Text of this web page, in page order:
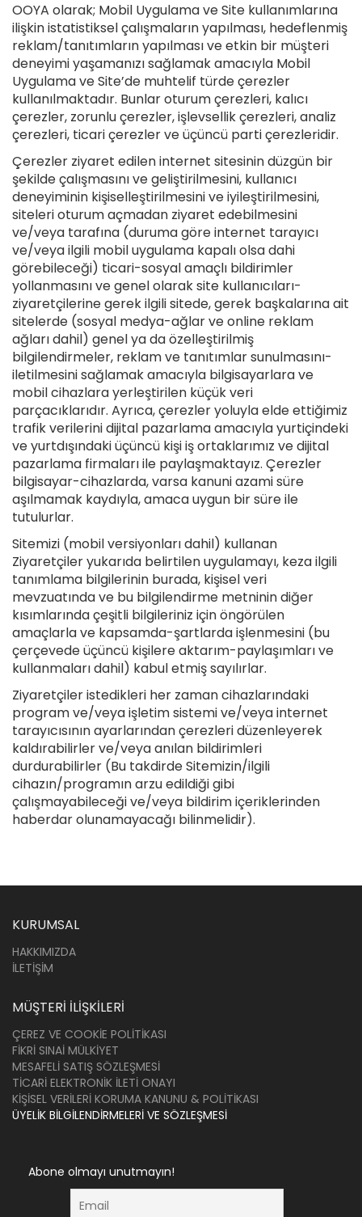
OOYA olarak; Mobil Uygulama ve Site kullanımlarına
ilişkin istatistiksel çalışmaların yapılması, hedeflenmiş
reklam/tanıtımların yapılması ve etkin bir müşteri
deneyimi yaşamanızı sağlamak amacıyla Mobil
Uygulama ve Site’de muhtelif türde çerezler
kullanılmaktadır. Bunlar oturum çerezleri, kalıcı
çerezler, zorunlu çerezler, işlevsellik çerezleri, analiz
çerezleri, ticari çerezler ve üçüncü parti çerezleridir.
Çerezler ziyaret edilen internet sitesinin düzgün bir
şekilde çalışmasını ve geliştirilmesini, kullanıcı
deneyiminin kişiselleştirilmesini ve iyileştirilmesini,
siteleri oturum açmadan ziyaret edebilmesini
ve/veya tarafına (duruma göre internet tarayıcı
ve/veya ilgili mobil uygulama kapalı olsa dahi
görebileceği) ticari-sosyal amaçlı bildirimler
yollanmasını ve genel olarak site kullanıcıları-
ziyaretçilerine gerek ilgili sitede, gerek başkalarına ait
sitelerde (sosyal medya-ağlar ve online reklam
ağları dahil) genel ya da özelleştirilmiş
bilgilendirmeler, reklam ve tanıtımlar sunulmasını-
iletilmesini sağlamak amacıyla bilgisayarlara ve
mobil cihazlara yerleştirilen küçük veri
parçacıklarıdır. Ayrıca, çerezler yoluyla elde ettiğimiz
trafik verilerini dijital pazarlama amacıyla yurtiçindeki
ve yurtdışındaki üçüncü kişi iş ortaklarımız ve dijital
pazarlama firmaları ile paylaşmaktayız. Çerezler
bilgisayar-cihazlarda, varsa kanuni azami süre
aşılmamak kaydıyla, amaca uygun bir süre ile
tutulurlar.
Sitemizi (mobil versiyonları dahil) kullanan
Ziyaretçiler yukarıda belirtilen uygulamayı, keza ilgili
tanımlama bilgilerinin burada, kişisel veri
mevzuatında ve bu bilgilendirme metninin diğer
kısımlarında çeşitli bilgileriniz için öngörülen
amaçlarla ve kapsamda-şartlarda işlenmesini (bu
çerçevede üçüncü kişilere aktarım-paylaşımları ve
kullanmaları dahil) kabul etmiş sayılırlar.
Ziyaretçiler istedikleri her zaman cihazlarındaki
program ve/veya işletim sistemi ve/veya internet
tarayıcısının ayarlarından çerezleri düzenleyerek
kaldırabilirler ve/veya anılan bildirimleri
durdurabilirler (Bu takdirde Sitemizin/ilgili
cihazın/programın arzu edildiği gibi
çalışmayabileceği ve/veya bildirim içeriklerinden
haberdar olunamayacağı bilinmelidir).
KURUMSAL
HAKKIMIZDA
İLETIŞIM
MÜŞTERI İLIŞKILERI
ÇEREZ VE COOKIE POLITIKASI
FIKRI SINAI MÜLKIYET
MESAFELI SATIŞ SÖZLEŞMESI
TICARI ELEKTRONIK İLETI ONAYI
KIŞISEL VERILERI KORUMA KANUNU & POLITIKASI
ÜYELIK BILGILENDIRMELERI VE SÖZLEŞMESI
Abone olmayı unutmayın!